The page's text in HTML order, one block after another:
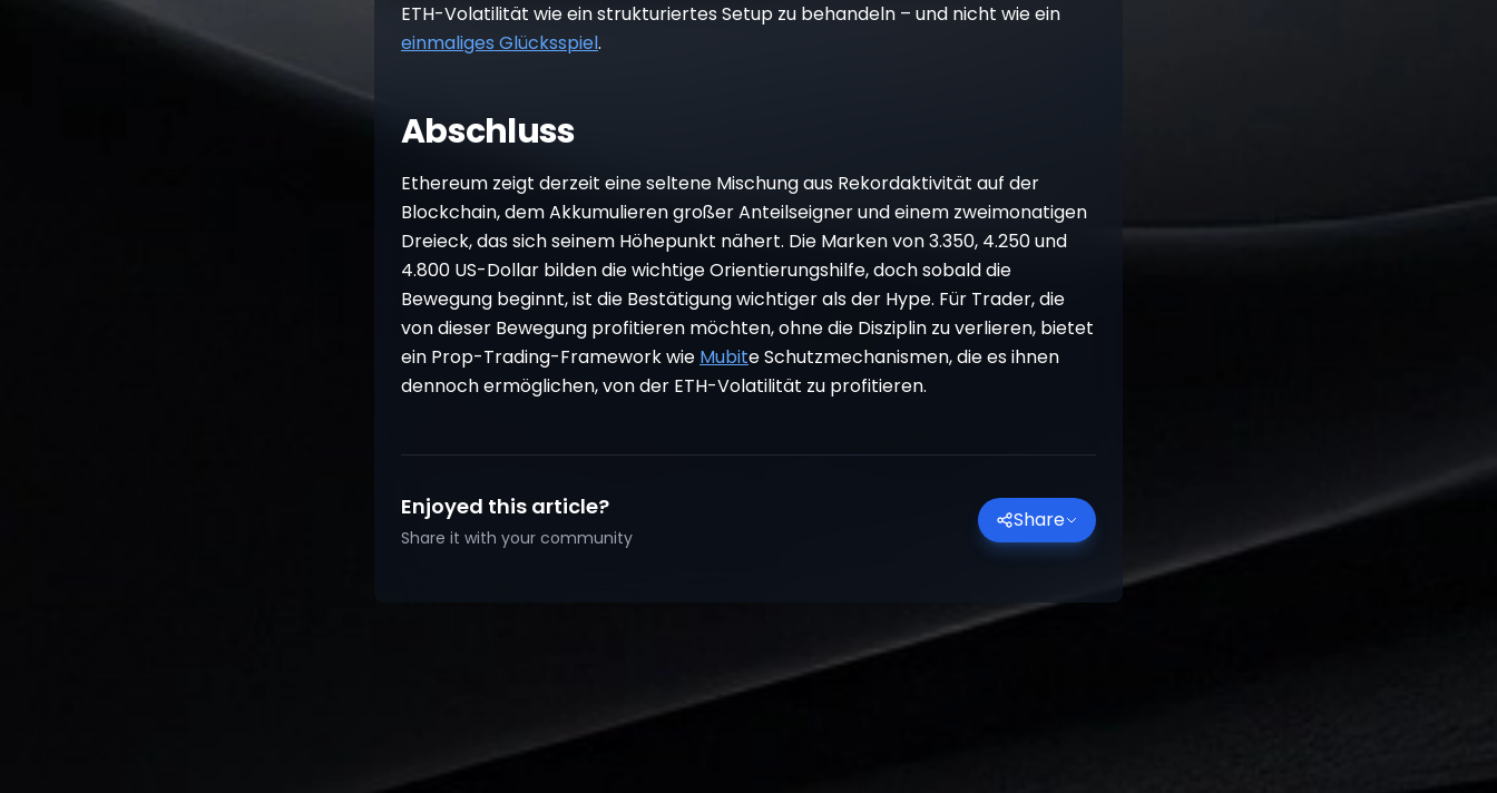
ETH-Volatilität wie ein strukturiertes Setup zu behandeln – und nicht wie ein
einmaliges Glücksspiel.
Abschluss
Ethereum zeigt derzeit eine seltene Mischung aus Rekordaktivität auf der
Blockchain, dem Akkumulieren großer Anteilseigner und einem zweimonatigen
Dreieck, das sich seinem Höhepunkt nähert. Die Marken von 3.350, 4.250 und
4.800 US-Dollar bilden die wichtige Orientierungshilfe, doch sobald die
Bewegung beginnt, ist die Bestätigung wichtiger als der Hype. Für Trader, die
von dieser Bewegung profitieren möchten, ohne die Disziplin zu verlieren, bietet
ein Prop-Trading-Framework wie Mubite Schutzmechanismen, die es ihnen
dennoch ermöglichen, von der ETH-Volatilität zu profitieren.
Enjoyed this article?
Share it with your community
Share